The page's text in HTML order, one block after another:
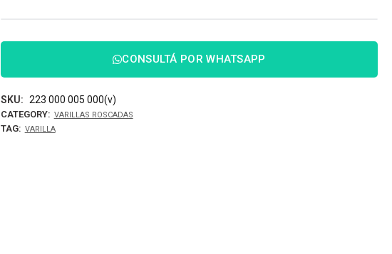
CONSULTÁ POR WHATSAPP
SKU: 223 000 005 000(v)
CATEGORY: VARILLAS ROSCADAS
TAG: VARILLA